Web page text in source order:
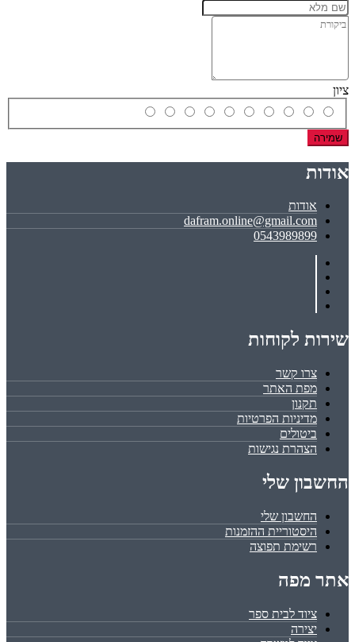
ציון
שמירה
אודות
אודות
dafram.online@gmail.com
0543989899
שירות לקוחות
צרו קשר
מפת האתר
תקנון
מדיניות הפרטיות
ביטולים
הצהרת נגישות
החשבון שלי
החשבון שלי
היסטוריית ההזמנות
רשימת תפוצה
אתר מפה
ציוד לבית ספר
יצירה